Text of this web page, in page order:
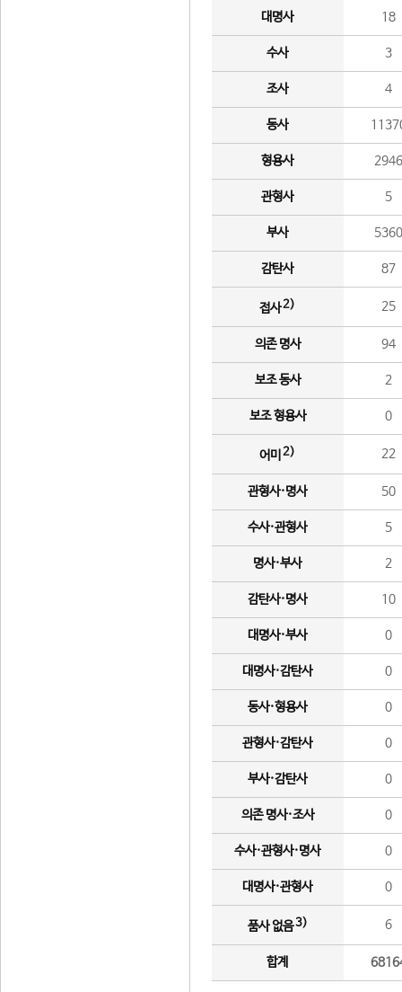
대명사 18
수사 3
조사 4
동사
형용사 2946
관형사 5
부사 5360
감탄사 87
접사2) 25
의존 명사 94
보조 동사 2
보조 형용사 0
어미 2) 22
관형사·명사 50
수사·관형사 5
명사·부사 2
감탄사·명사 10
대명사·부사 0
대명사·감탄사 0
동사·형용사 0
관형사·감탄사 0
부사·감탄사 0
의존 명사·조사 0
수사·관형사·명사 0
대명사·관형사 0
품사 없음3) 6
합계